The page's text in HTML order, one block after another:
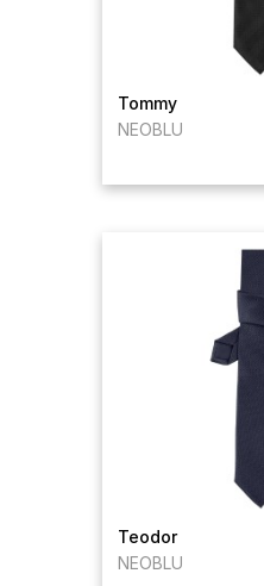
Tommy
NEOBLU
Teodor
NEOBLU